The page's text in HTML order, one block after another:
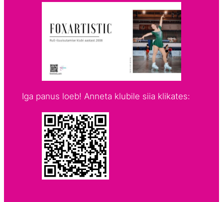
Iga panus loeb! Anneta klubile siia klikates: